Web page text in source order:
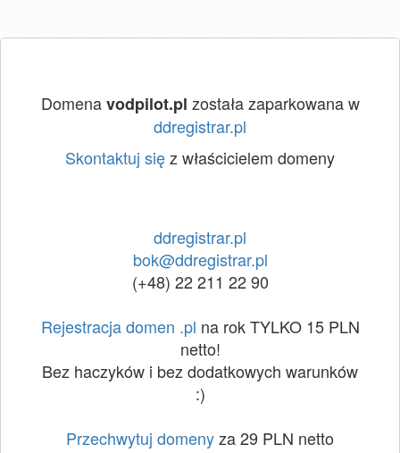
Domenavodpilot.pl została zaparkowana w
ddregistrar.pl
Skontaktuj sięz właścicielem domeny
ddregistrar.pl
bok@ddregistrar.pl
(+48) 22 211 22 90
Rejestracja domen .pl na rok TYLKO 15 PLN
netto!
Bez haczyków i bez dodatkowych warunków
:)
Przechwytuj domenyza 29 PLN netto